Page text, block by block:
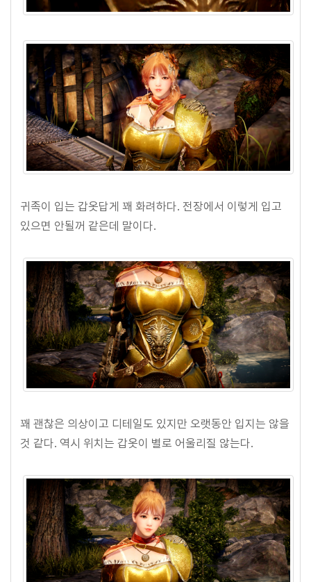
귀족이 입는 갑옷답게 꽤 화려하다. 전장에서 이렇게 입고
있으면 안될꺼 같은데 말이다.
꽤 괜찮은 의상이고 디테일도 있지만 오랫동안 입지는 않을
것 같다. 역시 위치는 갑옷이 별로 어울리질 않는다.